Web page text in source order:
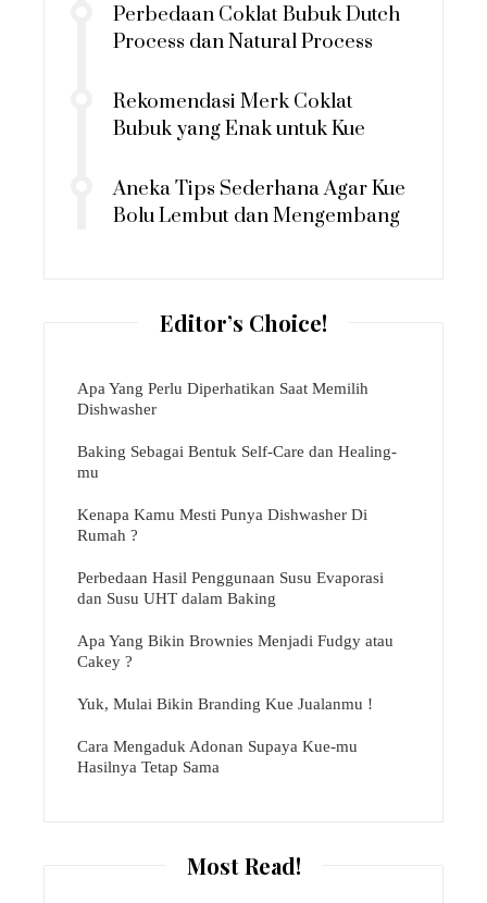
Perbedaan Coklat Bubuk Dutch
Process dan Natural Process
Rekomendasi Merk Coklat
Bubuk yang Enak untuk Kue
Aneka Tips Sederhana Agar Kue
Bolu Lembut dan Mengembang
Editor’s Choice!
Apa Yang Perlu Diperhatikan Saat Memilih
Dishwasher
Baking Sebagai Bentuk Self-Care dan Healing-
mu
Kenapa Kamu Mesti Punya Dishwasher Di
Rumah ?
Perbedaan Hasil Penggunaan Susu Evaporasi
dan Susu UHT dalam Baking
Apa Yang Bikin Brownies Menjadi Fudgy atau
Cakey ?
Yuk, Mulai Bikin Branding Kue Jualanmu !
Cara Mengaduk Adonan Supaya Kue-mu
Hasilnya Tetap Sama
Most Read!